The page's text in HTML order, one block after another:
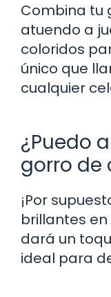
Combina tu
atuendo a
coloridos
único que
cualquier
¿Puedo
gorro de
¡Por
brillantes
dará un
ideal para